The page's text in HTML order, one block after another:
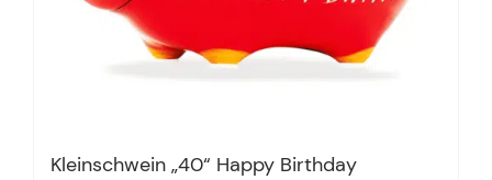
Kleinschwein „40“ Happy Birthday